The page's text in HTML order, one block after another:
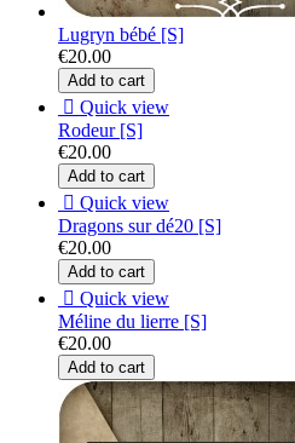
Lugryn bébé [S]
€20.00
Add to cart
 Quick view
Rodeur [S]
€20.00
Add to cart
 Quick view
Dragons sur dé20 [S]
€20.00
Add to cart
 Quick view
Méline du lierre [S]
€20.00
Add to cart